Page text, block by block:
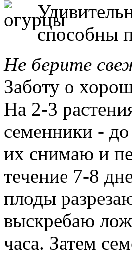
способны
Не берите
Заботу о
На 2-3
семенники -
их снимаю и
течение 7-8
плоды
выскребаю
часа. Затем